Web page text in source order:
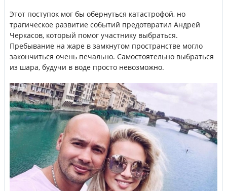
Этот поступок мог бы обернуться катастрофой, но
трагическое развитие событий предотвратил Андрей
Черкасов, который помог участнику выбраться.
Пребывание на жаре в замкнутом пространстве могло
закончиться очень печально. Самостоятельно выбраться
из шара, будучи в воде просто невозможно.